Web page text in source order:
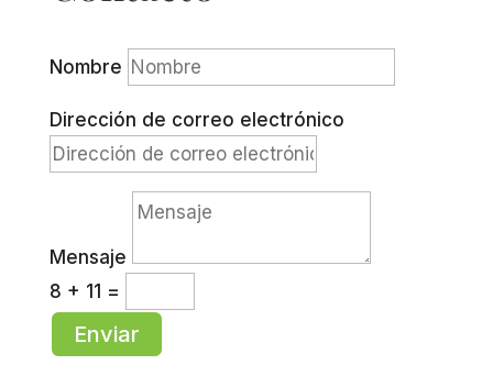
Nombre
Dirección de correo electrónico
Mensaje
8 + 11 =
Enviar